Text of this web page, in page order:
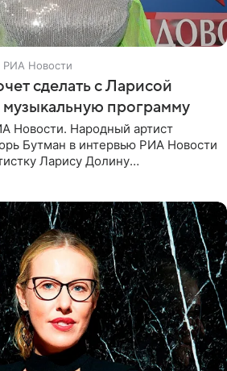
Новости
сделать с Ларисой
программу
Новости. Народный артист
Бутман в интервью РИА Новости
Ларису Долину